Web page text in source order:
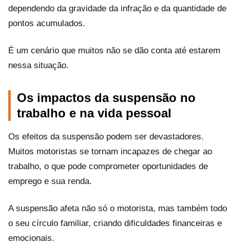
dependendo da gravidade da infração e da quantidade de
pontos acumulados.
É um cenário que muitos não se dão conta até estarem
nessa situação.
Os impactos da suspensão no
trabalho e na vida pessoal
Os efeitos da suspensão podem ser devastadores.
Muitos motoristas se tornam incapazes de chegar ao
trabalho, o que pode comprometer oportunidades de
emprego e sua renda.
A suspensão afeta não só o motorista, mas também todo
o seu círculo familiar, criando dificuldades financeiras e
emocionais.